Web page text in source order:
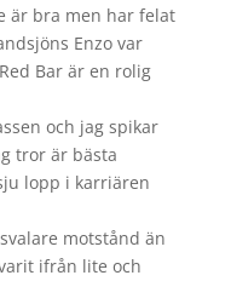
är bra men har felat
Enzo var
Bar är en rolig
och jag spikar
tror är bästa
lopp i karriären
motstånd än
ifrån lite och